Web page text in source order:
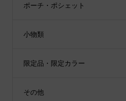
ポーチ・ポシェット
小物類
限定品・限定カラー
その他